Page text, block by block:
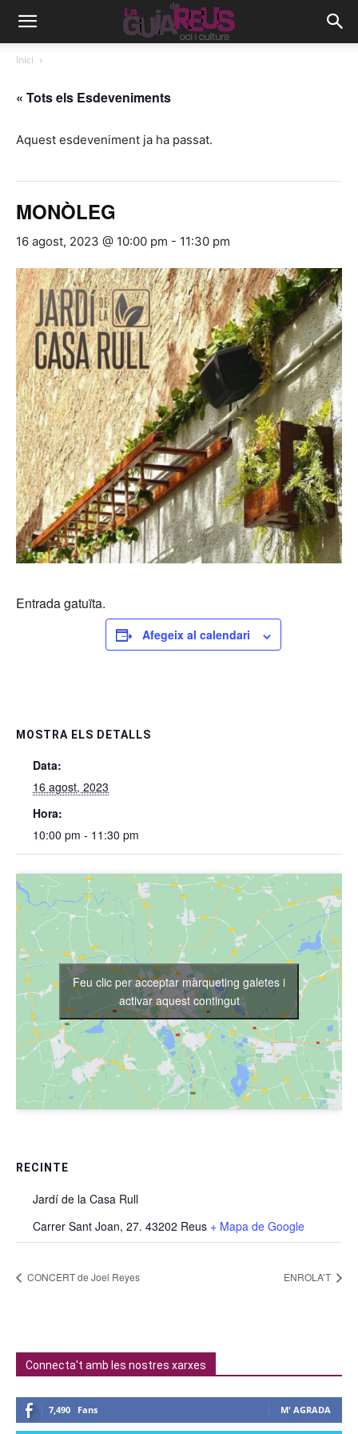
Inici
« Tots els Esdeveniments
Aquest esdeveniment ja ha passat.
MONÒLEG
16 agost, 2023 @ 10:00 pm - 11:30 pm
Entrada gatuïta.
Afegeix al calendari
MOSTRA ELS DETALLS
Data:
16 agost, 2023
Hora:
10:00 pm - 11:30 pm
RECINTE
Jardí de la Casa Rull
Carrer Sant Joan, 27. 43202 Reus + Mapa de Google
Feu clic per acceptar màrqueting galetes i
activar aquest contingut
CONCERT de Joel Reyes ENROLA’T
Connecta't amb les nostres xarxes
7,490 Fans M' AGRADA